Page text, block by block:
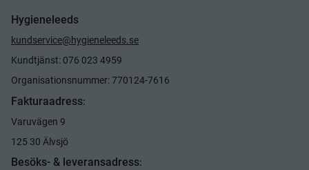
Hygieneleeds
kundservice@hygieneleeds.se
Kundtjänst: 076 023 4959
Organisationsnummer: 770124-7616
Fakturaadress:
Varuvägen 9
125 30 Älvsjö
Besöks- & leveransadress: